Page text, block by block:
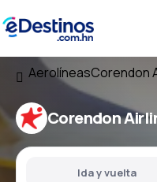
AerolíneasCorendon
Corendon
Ida y vuelta